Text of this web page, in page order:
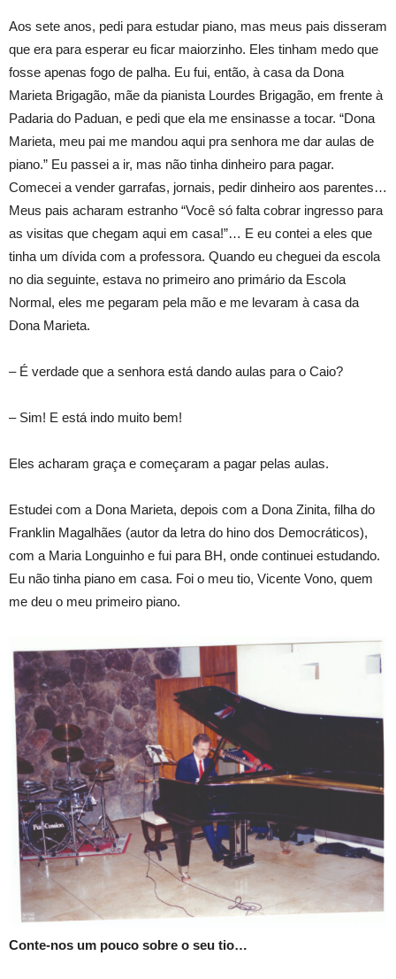
Aos sete anos, pedi para estudar piano, mas meus pais disseram
que era para esperar eu ficar maiorzinho. Eles tinham medo que
fosse apenas fogo de palha. Eu fui, então, à casa da Dona
Marieta Brigagão, mãe da pianista Lourdes Brigagão, em frente à
Padaria do Paduan, e pedi que ela me ensinasse a tocar. “Dona
Marieta, meu pai me mandou aqui pra senhora me dar aulas de
piano.” Eu passei a ir, mas não tinha dinheiro para pagar.
Comecei a vender garrafas, jornais, pedir dinheiro aos parentes…
Meus pais acharam estranho “Você só falta cobrar ingresso para
as visitas que chegam aqui em casa!”… E eu contei a eles que
tinha um dívida com a professora. Quando eu cheguei da escola
no dia seguinte, estava no primeiro ano primário da Escola
Normal, eles me pegaram pela mão e me levaram à casa da
Dona Marieta.
– É verdade que a senhora está dando aulas para o Caio?
– Sim! E está indo muito bem!
Eles acharam graça e começaram a pagar pelas aulas.
Estudei com a Dona Marieta, depois com a Dona Zinita, filha do
Franklin Magalhães (autor da letra do hino dos Democráticos),
com a Maria Longuinho e fui para BH, onde continuei estudando.
Eu não tinha piano em casa. Foi o meu tio, Vicente Vono, quem
me deu o meu primeiro piano.
Conte-nos um pouco sobre o seu tio…